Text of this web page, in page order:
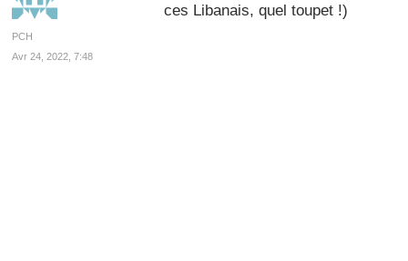
PCH
Avr 24, 2022, 7:48
ces Libanais, quel toupet !)